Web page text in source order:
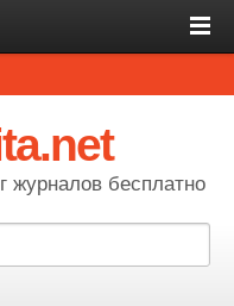
журналов бесплатно